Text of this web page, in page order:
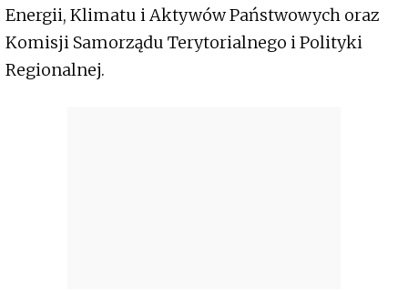
Energii, Klimatu i Aktywów Państwowych oraz
Komisji Samorządu Terytorialnego i Polityki
Regionalnej.